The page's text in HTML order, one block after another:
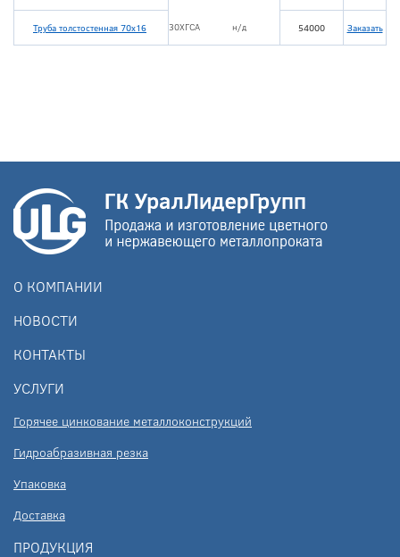
Труба толстостенная 70х16 30ХГСА н/д 54000 Заказать
О КОМПАНИИ
НОВОСТИ
КОНТАКТЫ
УСЛУГИ
Горячее цинкование металлоконструкций
Гидроабразивная резка
Упаковка
Доставка
ПРОДУКЦИЯ